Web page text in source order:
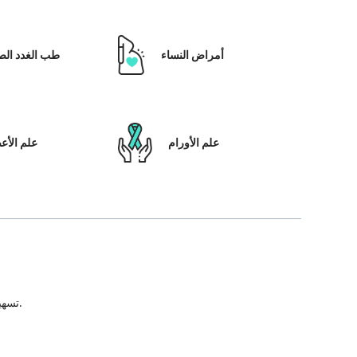
طب الغدد أمراض النساء
علم علم الأورام
تسهيل علاج المريض ، بالإضافة إلى تمكينه بالحلول التي تعتمد على التكنولوجيا ونظام رعاية المرضى والشفافية في كل خطوة من خطوات رحلة العلاج.